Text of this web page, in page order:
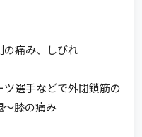
痛み、しびれ
選手などで外閉鎖筋の
～膝の痛み